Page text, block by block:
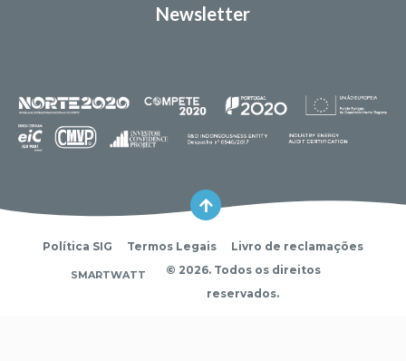
Newsletter
SMARTWATT
© 2026. Todos os direitos
reservados.
Política SIG Termos Legais Livro de reclamações